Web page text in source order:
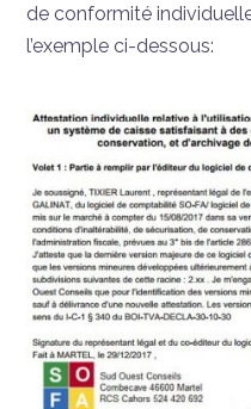
de conformité
l’exemple ci-dessous: